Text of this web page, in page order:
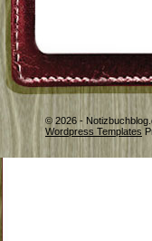
© 2026 -
Wordpress Templates